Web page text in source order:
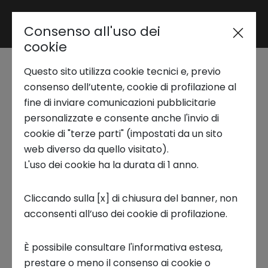
Area riservata
Trend Analysis
Applied Research
Startup Development
Business Transformation
Ecosystem enabling
Global Start Up
Program 2026
Milano, IT
CANDIDATI
Consenso all'uso dei
cookie
Questo sito utilizza cookie tecnici e, previo
consenso dell’utente, cookie di profilazione al
fine di inviare comunicazioni pubblicitarie
personalizzate e consente anche l'invio di
cookie di "terze parti" (impostati da un sito
web diverso da quello visitato).
L'uso dei cookie ha la durata di 1 anno.
Cliccando sulla [x] di chiusura del banner, non
acconsenti all’uso dei cookie di profilazione.
È possibile consultare l'informativa estesa,
prestare o meno il consenso ai cookie o